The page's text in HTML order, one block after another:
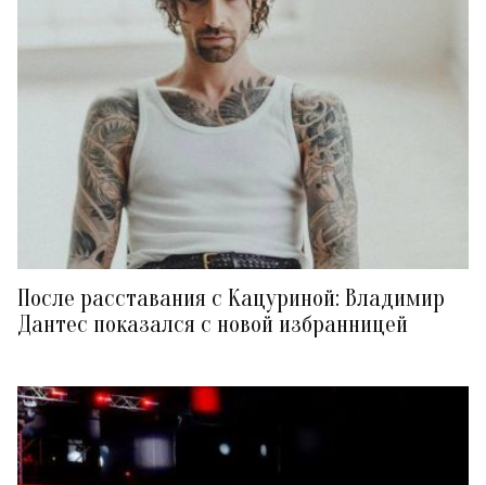
После расставания с Кацуриной: Владимир
Дантес показался с новой избранницей